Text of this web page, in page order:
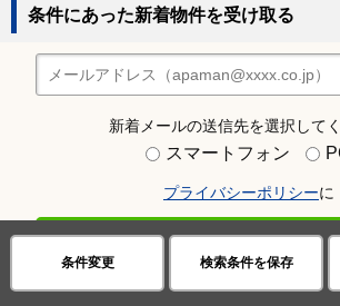
条件変更 検索条件を保存
条件にあった新着物件を受け取る
新着メールの送信先を選択して
スマートフォン
プライバシーポリシーに
同意してメールで受け取